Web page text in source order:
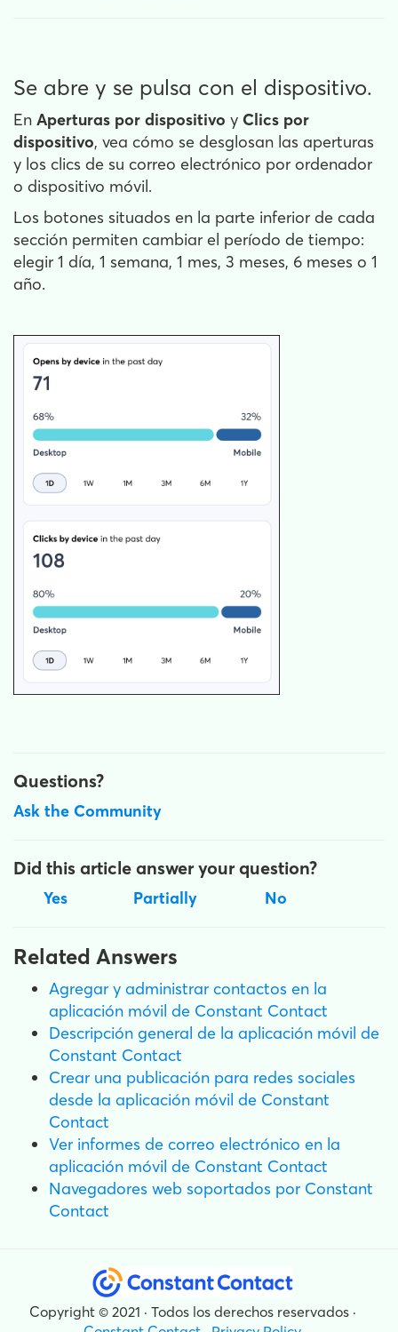
Se abre y se pulsa con el dispositivo.
En Aperturas por dispositivo y Clics por
dispositivo, vea cómo se desglosan las aperturas
y los clics de su correo electrónico por ordenador
o dispositivo móvil.
Los botones situados en la parte inferior de cada
sección permiten cambiar el período de tiempo:
elegir 1 día, 1 semana, 1 mes, 3 meses, 6 meses o 1
año.
Questions?
Ask the Community
Did this article answer your question?
Yes Partially No
Related Answers
Agregar y administrar contactos en la
aplicación móvil de Constant Contact
Descripción general de la aplicación móvil de
Constant Contact
Crear una publicación para redes sociales
desde la aplicación móvil de Constant
Contact
Ver informes de correo electrónico en la
aplicación móvil de Constant Contact
Navegadores web soportados por Constant
Contact
Copyright © 2021 · Todos los derechos reservados ·